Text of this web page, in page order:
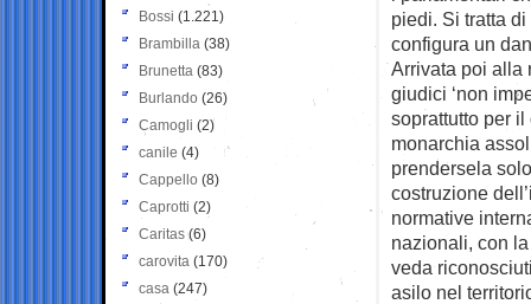
piedi. Si tratta
configura un
Arrivata poi alla
giudici ‘non
soprattutto per
monarchia
prendersela
costruzione
normative
nazionali, con
veda
asilo nel
Bossi (1.221)
Brambilla (38)
Brunetta (83)
Burlando (26)
Camogli (2)
canile (4)
Cappello (8)
Caprotti (2)
Caritas (6)
carovita (170)
casa (247)